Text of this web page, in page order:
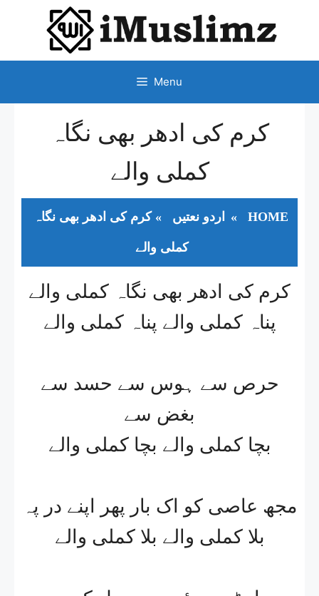
CONTENT
Menu
کرم کی ادھر بھی نگاہ
کملی والے
HOME
» اردو نعتیں »کرم کی ادھر بھی نگاہ
کملی والے
کرم کی ادھر بھی نگاہ کملی والے
پناہ کملی والے پناہ کملی والے
حرص سے ہوس سے حسد سے
بغض سے
بچا کملی والے بچا کملی والے
مجھ عاصی کو اک بار پھر اپنے در پہ
بلا کملی والے بلا کملی والے